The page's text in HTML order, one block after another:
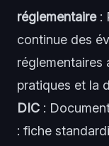
réglementaire:
continue des
réglementaires
pratiques et la
DIC :
: fiche